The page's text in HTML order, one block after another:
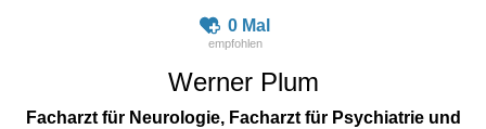
0 Mal
Werner Plum
Facharzt für Neurologie, Facharzt für Psychiatrie und